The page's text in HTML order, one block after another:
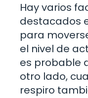
Hay varios
destacados
para
el nivel de
es probable
otro lado,
respiro